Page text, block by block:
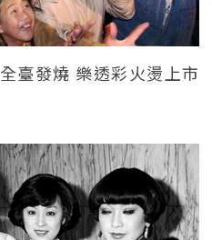
臺發燒 樂透彩火燙上市